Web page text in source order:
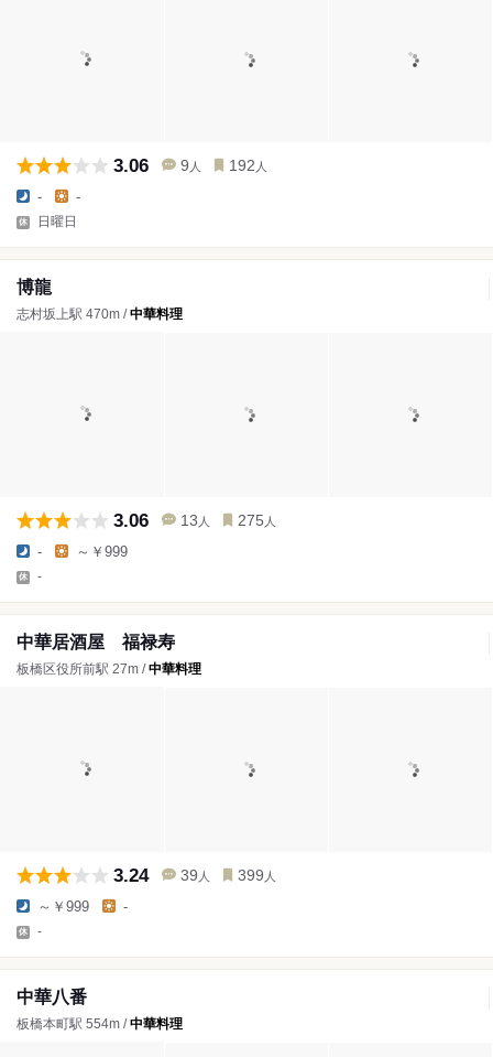
3.06 9 人 192 人
- -
日曜日
博龍
志村坂上駅 470m /中華料理
3.06 13 人 275 人
- ～￥999
-
中華居酒屋 福禄寿
板橋区役所前駅 27m /中華料理
3.24 39 人 399 人
～￥999 -
-
中華八番
板橋本町駅 554m /中華料理